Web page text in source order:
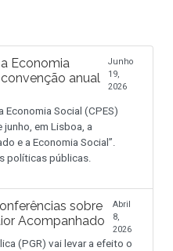
Economia
anual
Junho
19,
2026
Social (CPES)
em Lisboa, a
e a Economia Social”.
políticas públicas.
sobre
Acompanhado
Abril
8,
2026
(PGR) vai levar a efeito o